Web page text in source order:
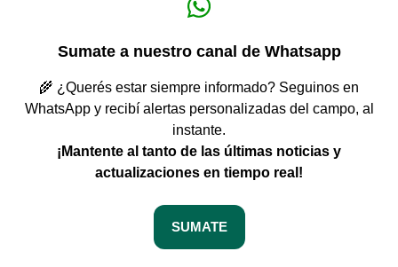
Sumate a nuestro canal de Whatsapp
🌾 ¿Querés estar siempre informado? Seguinos en
WhatsApp y recibí alertas personalizadas del campo, al
instante.
¡Mantente al tanto de las últimas noticias y
actualizaciones en tiempo real!
SUMATE